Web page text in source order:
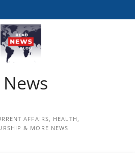
AFFAIRS, HEALTH,
& MORE NEWS